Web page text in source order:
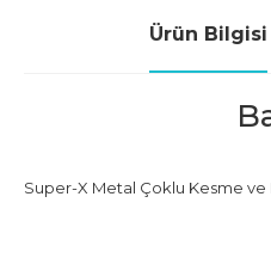
Ürün Bilgisi
Super-X Metal Çoklu Kesme